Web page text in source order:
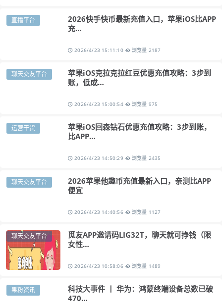
直播平台
2026快手快币最新充值入口，苹果iOS比APP
充…
2026/4/23 15:11:10 浏览量 2187
聊天交友平台
苹果iOS克拉克拉红豆优惠充值攻略：3步到
账，低成…
2026/4/23 15:00:54 浏览量 975
运营干货
苹果iOS回森钻石优惠充值攻略：3步到账，
比APP…
2026/4/23 14:50:29 浏览量 2435
聊天交友平台
2026苹果他趣币充值最新入口，亲测比APP
便宜
2026/4/23 14:40:56 浏览量 1127
聊天交友平台
觅友APP邀请码LIG32T，聊天就可挣钱（限
女性…
2026/4/23 10:58:06 浏览量 1489
果粉资讯
科技大事件 丨 华为：鸿蒙终端设备总数已破
470…